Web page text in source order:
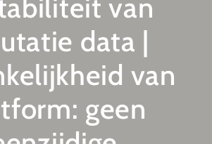
van
data |
van
geen